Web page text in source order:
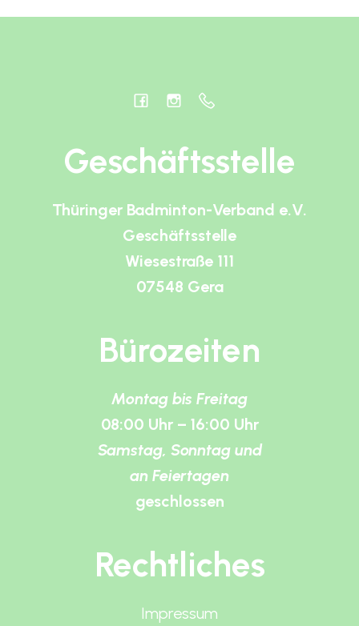
Geschäftsstelle
Thüringer Badminton-Verband e.V.
Geschäftsstelle
Wiesestraße 111
07548 Gera
Bürozeiten
Montag bis Freitag
08:00 Uhr – 16:00 Uhr
Samstag, Sonntag und
an Feiertagen
geschlossen
Rechtliches
Impressum